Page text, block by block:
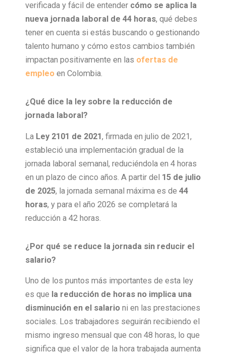
verificada y fácil de entender cómo se aplica la
nueva jornada laboral de 44 horas, qué debes
tener en cuenta si estás buscando o gestionando
talento humano y cómo estos cambios también
impactan positivamente en las ofertas de
empleo en Colombia.
¿Qué dice la ley sobre la reducción de
jornada laboral?
La Ley 2101 de 2021, firmada en julio de 2021,
estableció una implementación gradual de la
jornada laboral semanal, reduciéndola en 4 horas
en un plazo de cinco años. A partir del 15 de julio
de 2025, la jornada semanal máxima es de 44
horas, y para el año 2026 se completará la
reducción a 42 horas.
¿Por qué se reduce la jornada sin reducir el
salario?
Uno de los puntos más importantes de esta ley
es que la reducción de horas no implica una
disminución en el salario ni en las prestaciones
sociales. Los trabajadores seguirán recibiendo el
mismo ingreso mensual que con 48 horas, lo que
significa que el valor de la hora trabajada aumenta